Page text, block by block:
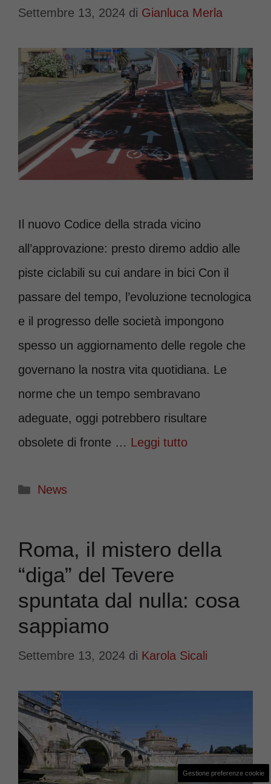
Settembre 13, 2024 di Gianluca Merla
Il nuovo Codice della strada vicino
all’approvazione: presto diremo addio alle
piste ciclabili su cui andare in bici Con il
passare del tempo, l’evoluzione tecnologica
e il progresso delle società impongono
spesso un aggiornamento delle regole che
governano la nostra vita quotidiana. Le
norme che un tempo sembravano
adeguate, oggi potrebbero risultare
obsolete di fronte … Leggi tutto
Categorie
News
Roma, il mistero della
“diga” del Tevere
spuntata dal nulla: cosa
sappiamo
Settembre 13, 2024 di Karola Sicali
Gestione preferenze cookie